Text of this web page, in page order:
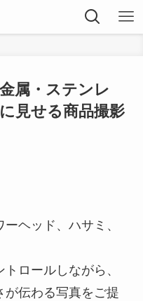
属・ステンレ
見せる商品撮影
ヘッド、ハサミ、
ロールしながら、
が伝わる写真をご提